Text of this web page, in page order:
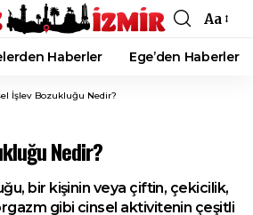
Font
Resizer
Aa
Haberler Ege’den Haberler
İşlev Bozukluğu Nedir?
Nedir?
bir kişinin veya çiftin, çekicilik,
gibi cinsel aktivitenin çeşitli